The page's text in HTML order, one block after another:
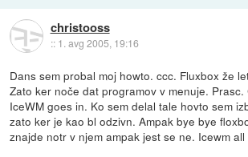
christooss
:: 1. avg 2005, 19:16
Dans sem probal moj howto. ccc. Fluxbox že
Zato ker noče dat programov v menuje.
IceWM goes in. Ko sem delal tale hovto sem
zato ker je kao bl odzivn. Ampak bye bye
znajde notr v njem ampak jest se ne. Icewm all